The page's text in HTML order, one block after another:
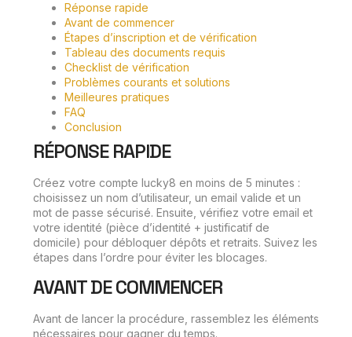
Réponse rapide
Avant de commencer
Étapes d’inscription et de vérification
Tableau des documents requis
Checklist de vérification
Problèmes courants et solutions
Meilleures pratiques
FAQ
Conclusion
RÉPONSE RAPIDE
Créez votre compte lucky8 en moins de 5 minutes :
choisissez un nom d’utilisateur, un email valide et un
mot de passe sécurisé. Ensuite, vérifiez votre email et
votre identité (pièce d’identité + justificatif de
domicile) pour débloquer dépôts et retraits. Suivez les
étapes dans l’ordre pour éviter les blocages.
AVANT DE COMMENCER
Avant de lancer la procédure, rassemblez les éléments
nécessaires pour gagner du temps.